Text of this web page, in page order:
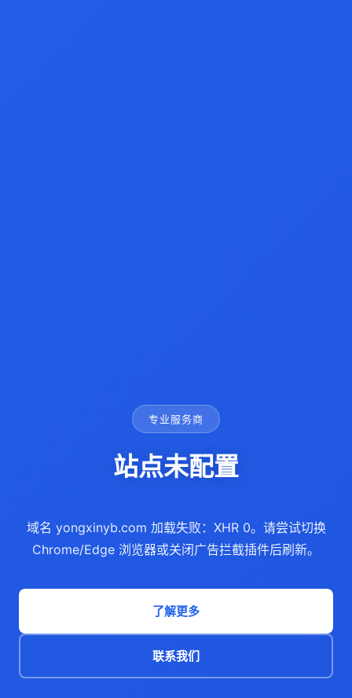
专业服务商
站点未配置
域名 yongxinyb.com 加载失败：XHR 0。请尝试切换
Chrome/Edge 浏览器或关闭广告拦截插件后刷新。
了解更多
联系我们